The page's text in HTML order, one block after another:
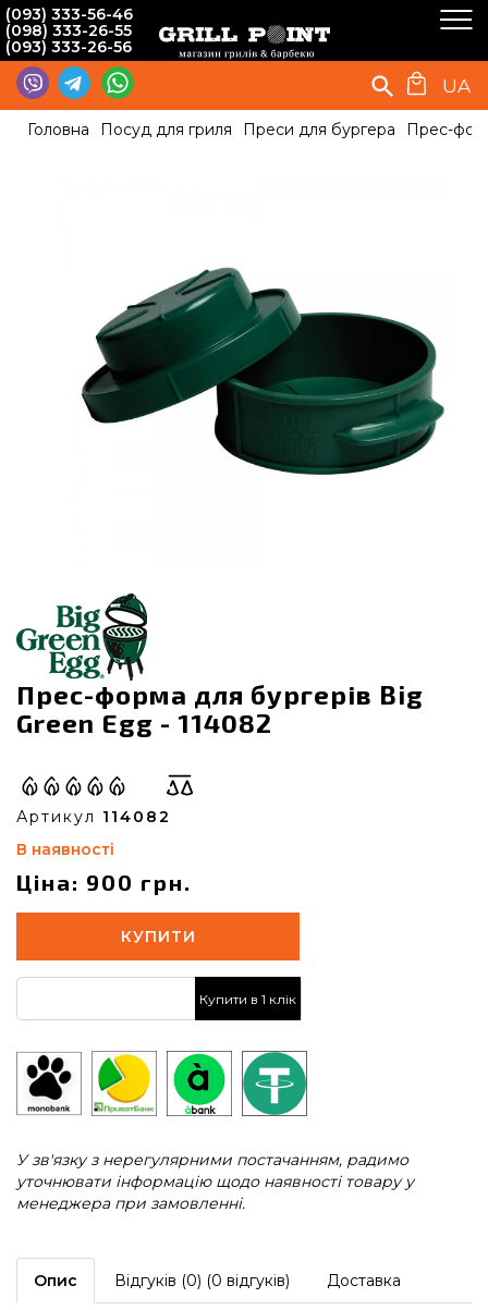
(093) 333-56-46
(098) 333-26-55
(093) 333-26-56
UA
Головна Посуд для гриля Преси для бургера Прес-
Прес-форма для бургерів Big
Green Egg - 114082
Артикул 114082
В наявності
Ціна: 900 грн.
КУПИТИ
Купити в 1 клік
У зв'язку з нерегулярними постачанням, радимо
уточнювати інформацію щодо наявності товару у
менеджера при замовленні.
Опис Відгуків (0) (0 відгуків) Доставка